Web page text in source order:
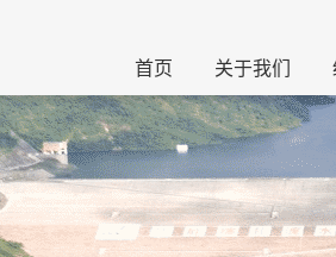
首页 关于我们